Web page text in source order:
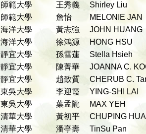
師範大學
王秀義
Shirley Liu
師範大學
詹怡
MELONIE JAN
海洋大學
黃志強
JOHN HUANG
海洋大學
徐鴻源
HONG HSU
靜宜大學
孫雪蓮
Stella Hsieh
靜宜大學
陳菁華
JOANNA C.
靜宜大學
趙致質
CHERUB C.
東吳大學
李迎霞
YING-SHI LAI
東吳大學
葉孟隴
MAX YEH
清華大學
黃初平
CHUPING
清華大學
潘亭壽
TinSu Pan